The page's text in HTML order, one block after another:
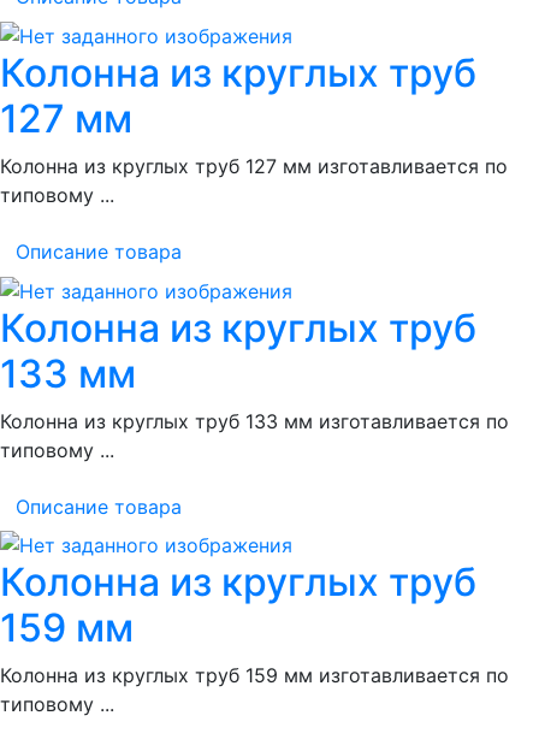
Колонна из круглых труб
127 мм
Колонна из круглых труб 127 мм изготавливается по
типовому ...
Описание товара
Колонна из круглых труб
133 мм
Колонна из круглых труб 133 мм изготавливается по
типовому ...
Описание товара
Колонна из круглых труб
159 мм
Колонна из круглых труб 159 мм изготавливается по
типовому ...